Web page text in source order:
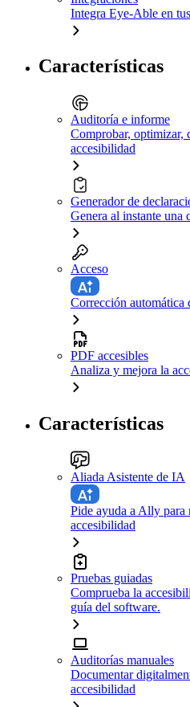
Integra Eye-Able en
Características
Auditoría e informe
Comprobar, optimizar,
accesibilidad
Generador de
Genera al instante una
Acceso
Corrección automática
PDF accesibles
Analiza y mejora la
Características
Aliada Asistente de IA
Pide ayuda a Ally para
accesibilidad
Pruebas guiadas
Comprueba la
guía del software.
Auditorías manuales
Documentar
accesibilidad